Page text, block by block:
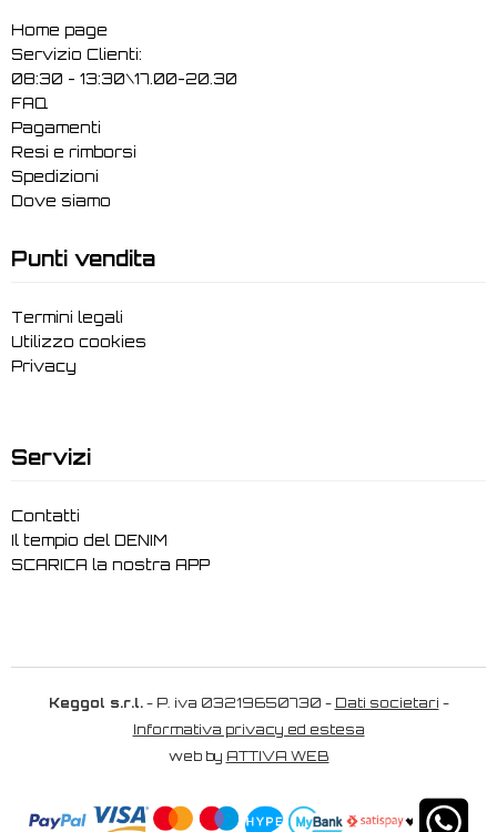
Home page
Servizio Clienti:
08:30 - 13:30\17.00-20.30
FAQ
Pagamenti
Resi e rimborsi
Spedizioni
Dove siamo
Punti vendita
Termini legali
Utilizzo cookies
Privacy
Servizi
Contatti
Il tempio del DENIM
SCARICA la nostra APP
Keggol s.r.l.- P. iva 03219650730 - Dati societari -
Informativa privacy ed estesa
web by ATTIVA WEB